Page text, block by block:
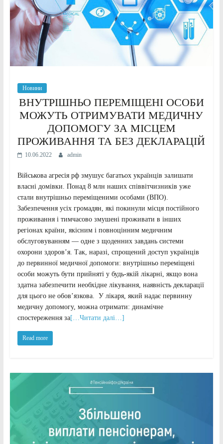
Новини
ВНУТРІШНЬО ПЕРЕМІЩЕНІ ОСОБИ
МОЖУТЬ ОТРИМУВАТИ МЕДИЧНУ
ДОПОМОГУ ЗА МІСЦЕМ
ПРОЖИВАННЯ ТА БЕЗ ДЕКЛАРАЦІЙ
10.06.2022 admin
Військова агресія рф змушує багатьох українців залишати
власні домівки. Понад 8 млн наших співвітчизників уже
стали внутрішньо переміщеними особами (ВПО).
Забезпечення усіх громадян, які покинули місця постійного
проживання і тимчасово змушені проживати в інших
регіонах країни, якісним і повноцінним медичним
обслуговуванням — одне з щоденних завдань системи
охорони здоров’я. Так, наразі, спрощений доступ українців
до первинної медичної допомоги: внутрішньо переміщені
особи можуть бути прийняті у будь-якій лікарні, якщо вона
здатна забезпечити необхідне лікування, наявність декларації
для цього не обов’язкова. У лікаря, який надає первинну
медичну допомогу, можна отримати: динамічне
спостереження за[…Читати далі…]
Read more